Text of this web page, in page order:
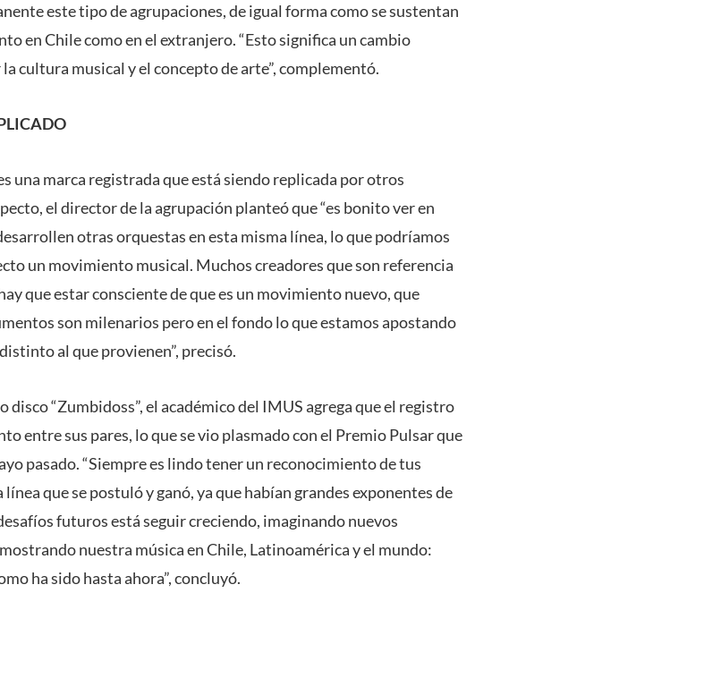
este tipo de agrupaciones, de igual forma como se sustentan
en Chile como en el extranjero. “Esto significa un cambio
cultura musical y el concepto de arte”, complementó.
una marca registrada que está siendo replicada por otros
el director de la agrupación planteó que “es bonito ver en
otras orquestas en esta misma línea, lo que podríamos
un movimiento musical. Muchos creadores que son referencia
que estar consciente de que es un movimiento nuevo, que
son milenarios pero en el fondo lo que estamos apostando
al que provienen”, precisó.
“Zumbidoss”, el académico del IMUS agrega que el registro
entre sus pares, lo que se vio plasmado con el Premio Pulsar que
pasado. “Siempre es lindo tener un reconocimiento de tus
que se postuló y ganó, ya que habían grandes exponentes de
futuros está seguir creciendo, imaginando nuevos
nuestra música en Chile, Latinoamérica y el mundo:
ha sido hasta ahora”, concluyó.